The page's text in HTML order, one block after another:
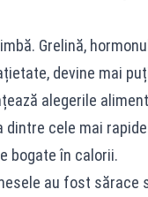
Grelină,
devine mai
alegerile
dintre cele mai
bogate în calorii.
au fost sărace